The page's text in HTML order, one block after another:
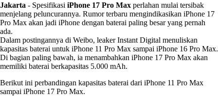
Jakarta - Spesifikasi iPhone 17 Pro Max perlahan mulai tersibak
menjelang peluncurannya. Rumor terbaru mengindikasikan iPhone 17
Pro Max akan jadi iPhone dengan baterai paling besar yang pernah
ada.
Dalam postingannya di Weibo, leaker Instant Digital menuliskan
kapasitas baterai untuk iPhone 11 Pro Max sampai iPhone 16 Pro Max.
Di bagian paling bawah, ia menambahkan iPhone 17 Pro Max akan
memiliki baterai berkapasitas 5.000 mAh.
Berikut ini perbandingan kapasitas baterai dari iPhone 11 Pro Max
sampai iPhone 17 Pro Max.